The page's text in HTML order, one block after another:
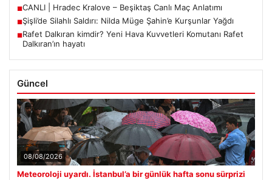
■CANLI | Hradec Kralove – Beşiktaş Canlı Maç Anlatımı
■Şişli’de Silahlı Saldırı: Nilda Müge Şahin’e Kurşunlar Yağdı
■Rafet Dalkıran kimdir? Yeni Hava Kuvvetleri Komutanı Rafet
Dalkıran’ın hayatı
Güncel
08/08/2026
Meteoroloji uyardı. İstanbul’a bir günlük hafta sonu sürprizi